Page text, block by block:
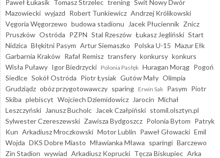
Paweł Łukasik Tomasz Strzelec trening Świt Nowy Dwór
Mazowiecki wyjazd Robert Tunkiewicz Andrzej Królikowski
Vęgoria Węgorzewo budowa stadionu Jacek Płuciennik Znicz
Pruszków Ostróda PZPN Stal Rzeszów Łukasz Jegliński Start
Nidzica Błękitni Pasym Artur Siemaszko Polska U-15 Mazur Ełk
Garbarnia Kraków Rafał Remisz transfery konkursy konkurs
Wisła Puławy Igor Biedrzycki Polonia Pasłęk Huragan Morąg Pogoń
Siedlce Sokół Ostróda Piotr Łysiak Gutów Mały Olimpia
Grudziądz obóz przygotowawczy sparing Erwin Sak Pasym Piotr
Skiba plebiscyt Wojciech Dziemidowicz Jarocin Michał
Leszczyński
Janusz Bucholc Jacek Czałpiński stomil.olsztyn.pl
Sylwester Czereszewski Zawisza Bydgoszcz Polonia Bytom Patryk
Kun Arkadiusz Mroczkowski Motor Lublin Paweł Głowacki Emil
Wojda DKS Dobre Miasto Mławianka Mława sparingi Barczewo
Zin Stadion wywiad Arkadiusz Koprucki Tęcza Biskupiec Arka